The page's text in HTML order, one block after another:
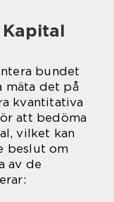
bundet
mäta det på
kvantitativa
att bedöma
vilket kan
beslut om
av de